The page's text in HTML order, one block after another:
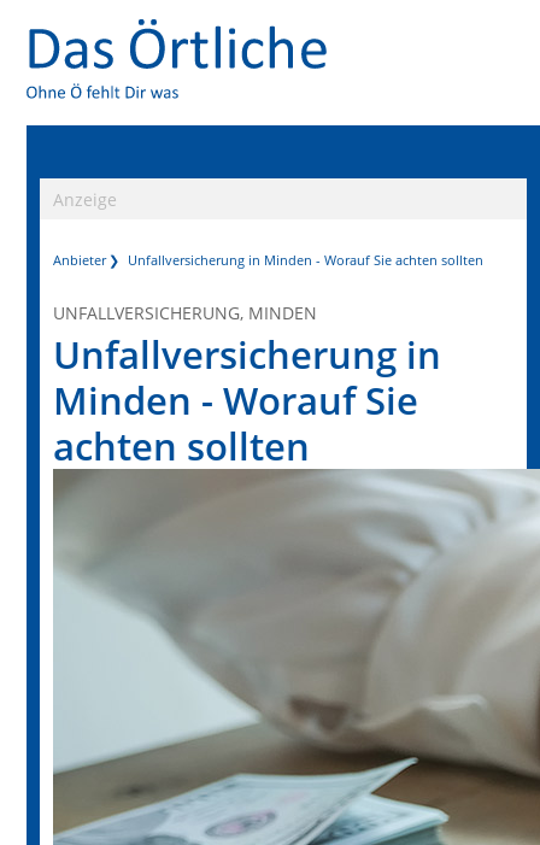
Anzeige
Anbieter Unfallversicherung in Minden - Worauf Sie achten sollten
UNFALLVERSICHERUNG, MINDEN
Unfallversicherung in
Minden - Worauf Sie
achten sollten